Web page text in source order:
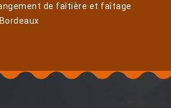
de faîtière et faîtage